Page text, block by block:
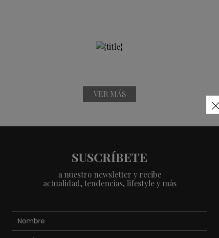
VER MÁS
SUSCRÍBETE
a nuestro newsletter y recibe
actualidad, tendencias, lifestyle y más